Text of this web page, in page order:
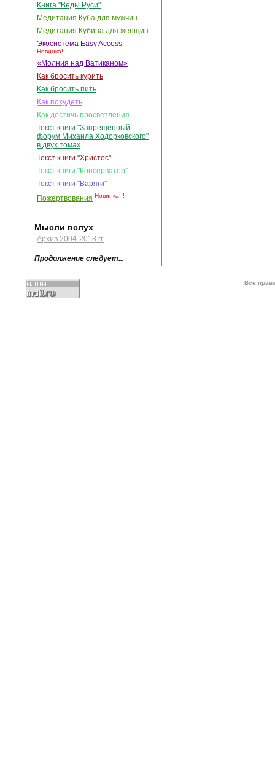
Книга "Веды Руси"
Медитация Куба для мужчин
Медитация Кубина для женщин
Экосистема Easy Access
Новинка!!!
«Молния над Ватиканом»
Как бросить курить
Как бросить пить
Как похудеть
Как достичь просветления
Текст книги "Запрещенный
форум Михаила Ходорковского"
в двух томах
Текст книги "Христос"
Текст книги "Консерватор"
Текст книги "Варяги"
Пожертвования Новинка!!!
Мысли вслух
Архив 2004-2018 гг.
Продолжение следует...
Все